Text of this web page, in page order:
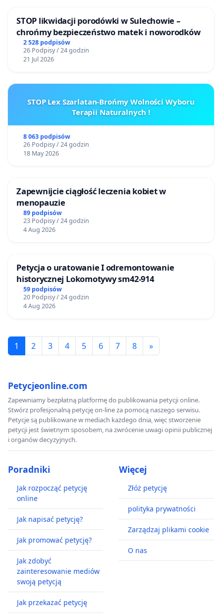
STOP likwidacji porodówki w Sulechowie –
chrońmy bezpieczeństwo matek i noworodków
2 528 podpisów
26 Podpisy / 24 godzin
21 Jul 2026
STOP Lex Szarlatan-Brońmy Wolności Wyboru
Terapii Naturalnych !
8 063 podpisów
26 Podpisy / 24 godzin
18 May 2026
Zapewnijcie ciągłość leczenia kobiet w
menopauzie
89 podpisów
23 Podpisy / 24 godzin
4 Aug 2026
Petycja o uratowanie I odremontowanie
historycznej Lokomotywy sm42-914
59 podpisów
20 Podpisy / 24 godzin
4 Aug 2026
1 2 3 4 5 6 7 8 »
Petycjeonline.com
Zapewniamy bezpłatną platformę do publikowania petycji online.
Stwórz profesjonalną petycję on-line za pomocą naszego serwisu.
Petycje są publikowane w mediach każdego dnia, więc stworzenie
petycji jest świetnym sposobem, na zwrócenie uwagi opinii publicznej
i organów decyzyjnych.
Poradniki
Jak rozpocząć petycję
online
Jak napisać petycję?
Jak promować petycję?
Jak zdobyć
zainteresowanie mediów
swoją petycją
Jak przekazać petycję
Więcej
Złóż petycję
polityka prywatności
Zarządzaj plikami cookie
O nas